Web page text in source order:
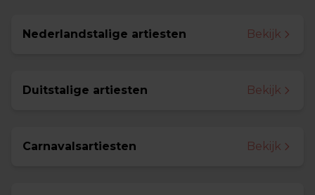
Nederlandstalige artiesten Bekijk
Duitstalige artiesten Bekijk
Carnavalsartiesten Bekijk